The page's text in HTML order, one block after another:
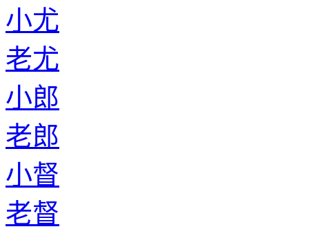
小尤
老尤
小郎
老郎
小督
老督